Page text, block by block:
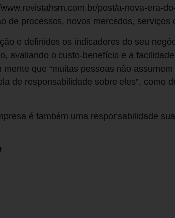
post/a-nova-era-
de processos, novos mercados, serviços
e definidos os indicadores do seu
avaliando o custo-benefício e a
que “muitas pessoas não
de responsabilidade sobre eles”, como
é também uma responsabilidade